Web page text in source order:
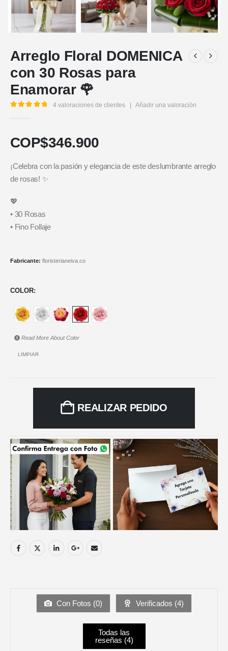
Arreglo Floral DOMENICA
con 30 Rosas para
Enamorar 🌹
4 valoraciones de clientes Añadir una valoración
COP$346.900
¡Celebra con la pasión y elegancia de este deslumbrante arreglo
de rosas! ✨
💖
• 30 Rosas
• Fino Follaje
Fabricante: floristerianeiva.co
COLOR
Read More AboutColor
LIMPIAR
REALIZAR PEDIDO
Con Fotos (0) Verificados (4)
Todas las
reseñas (4)